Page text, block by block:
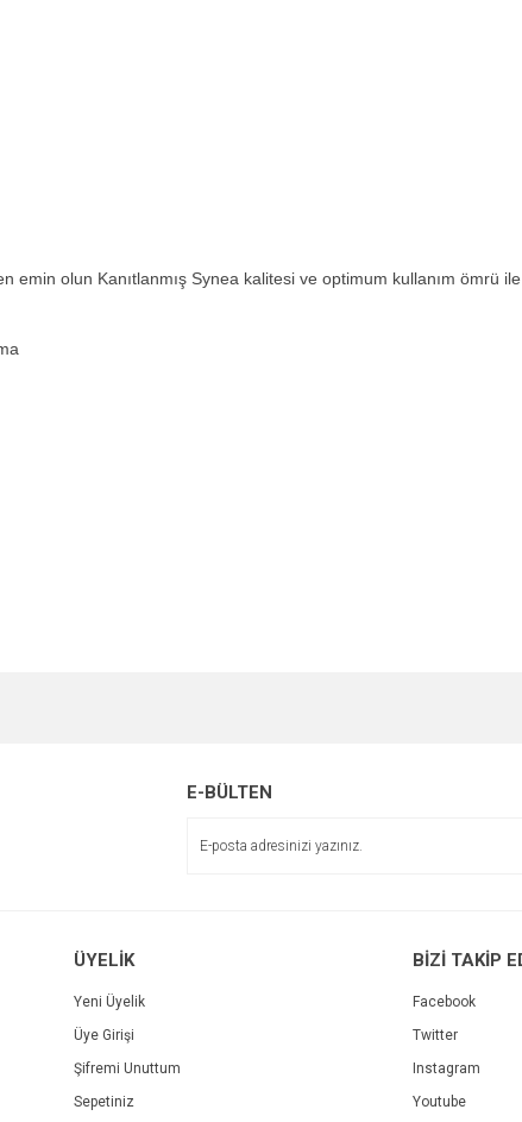
olun Kanıtlanmış Synea kalitesi ve optimum kullanım ömrü ile
E-BÜLTEN
ÜYELİK
Yeni Üyelik
Üye Girişi
Şifremi Unuttum
Sepetiniz
BİZİ TAKİP
Facebook
Twitter
Instagram
Youtube